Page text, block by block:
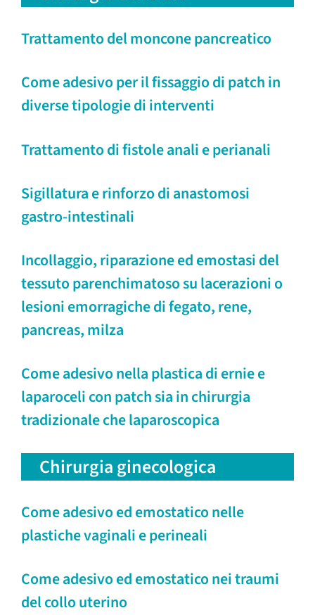
Trattamento del moncone pancreatico
Come adesivo per il fissaggio di patch in
diverse tipologie di interventi
Trattamento di fistole anali e perianali
Sigillatura e rinforzo di anastomosi
gastro-intestinali
Incollaggio, riparazione ed emostasi del
tessuto parenchimatoso su lacerazioni o
lesioni emorragiche di fegato, rene,
pancreas, milza
Come adesivo nella plastica di ernie e
laparoceli con patch sia in chirurgia
tradizionale che laparoscopica
Chirurgia ginecologica
Come adesivo ed emostatico nelle
plastiche vaginali e perineali
Come adesivo ed emostatico nei traumi
del collo uterino